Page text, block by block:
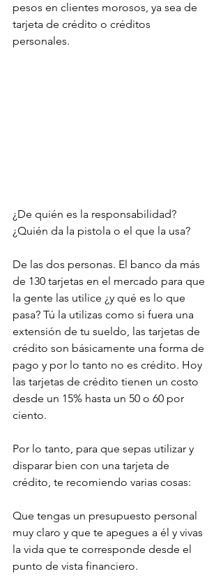
pesos en clientes morosos, ya sea de
tarjeta de crédito o créditos
personales.
¿De quién es la responsabilidad?
¿Quién da la pistola o el que la usa?
De las dos personas. El banco da más
de 130 tarjetas en el mercado para que
la gente las utilice ¿y qué es lo que
pasa? Tú la utilizas como si fuera una
extensión de tu sueldo, las tarjetas de
crédito son básicamente una forma de
pago y por lo tanto no es crédito. Hoy
las tarjetas de crédito tienen un costo
desde un 15% hasta un 50 o 60 por
ciento.
Por lo tanto, para que sepas utilizar y
disparar bien con una tarjeta de
crédito, te recomiendo varias cosas:
Que tengas un presupuesto personal
muy claro y que te apegues a él y vivas
la vida que te corresponde desde el
punto de vista financiero.